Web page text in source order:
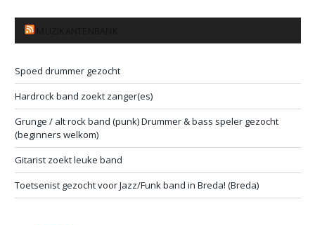
Spoed drummer gezocht
Hardrock band zoekt zanger(es)
Grunge / alt rock band (punk) Drummer & bass speler gezocht
(beginners welkom)
Gitarist zoekt leuke band
Toetsenist gezocht voor Jazz/Funk band in Breda! (Breda)